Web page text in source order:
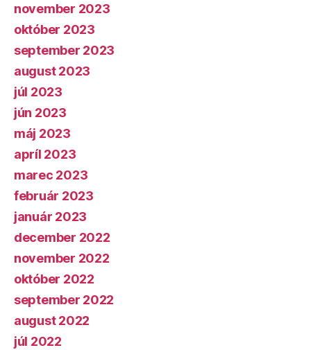
november 2023
október 2023
september 2023
august 2023
júl 2023
jún 2023
máj 2023
apríl 2023
marec 2023
február 2023
január 2023
december 2022
november 2022
október 2022
september 2022
august 2022
júl 2022